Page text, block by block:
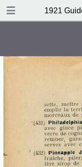
1921
DOWNLOAD